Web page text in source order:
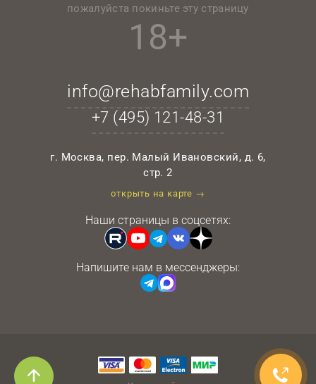
пожалуйста покиньте эту страницу
18+
info@rehabfamily.com
+7 (495) 121-48-31
г. Москва, пер. Малый Ивановский, д. 6,
стр. 2
открыть на карте →
Наши страницы в соцсетях:
Напишите нам в мессенджеры: